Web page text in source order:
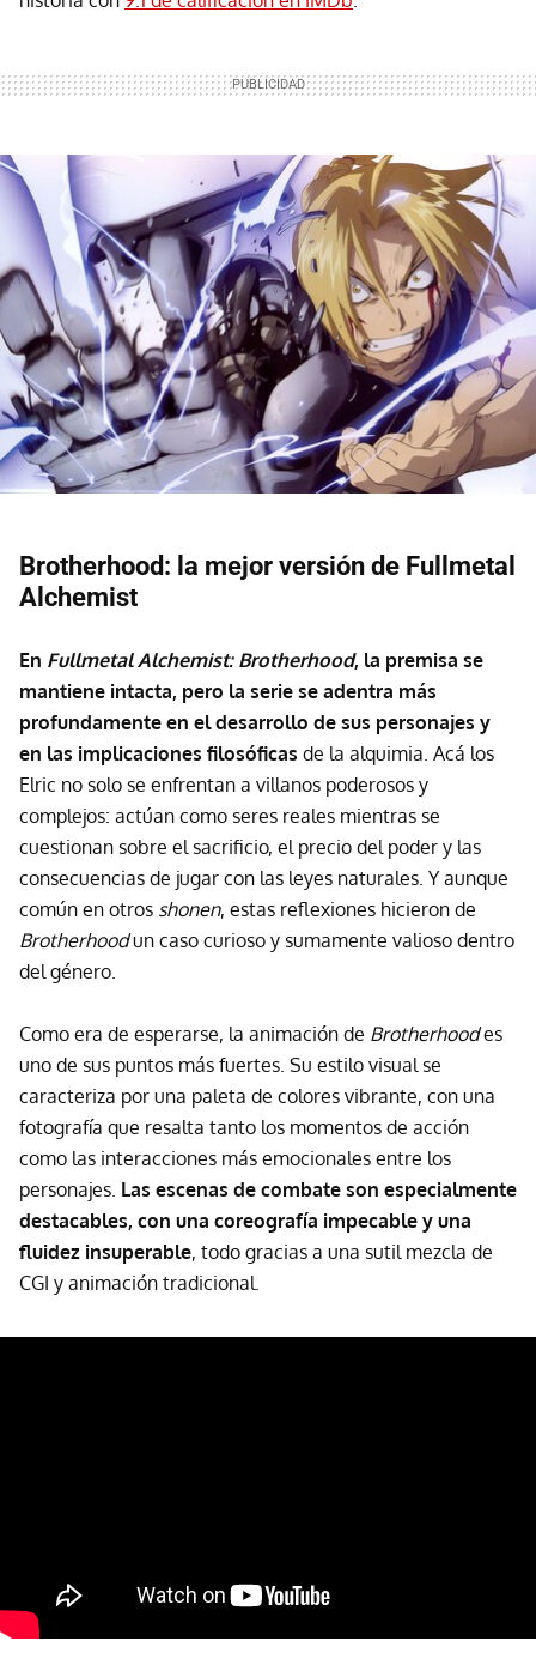
Brotherhood: la mejor versión de Fullmetal
Alchemist
En Fullmetal Alchemist: Brotherhood, la premisa se
mantiene intacta, pero la serie se adentra más
profundamente en el desarrollo de sus personajes y
en las implicaciones filosóficas de la alquimia. Acá los
Elric no solo se enfrentan a villanos poderosos y
complejos: actúan como seres reales mientras se
cuestionan sobre el sacrificio, el precio del poder y las
consecuencias de jugar con las leyes naturales. Y aunque
común en otros shonen, estas reflexiones hicieron de
Brotherhoodun caso curioso y sumamente valioso dentro
del género.
Como era de esperarse, la animación de Brotherhoodes
uno de sus puntos más fuertes. Su estilo visual se
caracteriza por una paleta de colores vibrante, con una
fotografía que resalta tanto los momentos de acción
como las interacciones más emocionales entre los
personajes. Las escenas de combate son especialmente
destacables, con una coreografía impecable y una
fluidez insuperable, todo gracias a una sutil mezcla de
CGI y animación tradicional.